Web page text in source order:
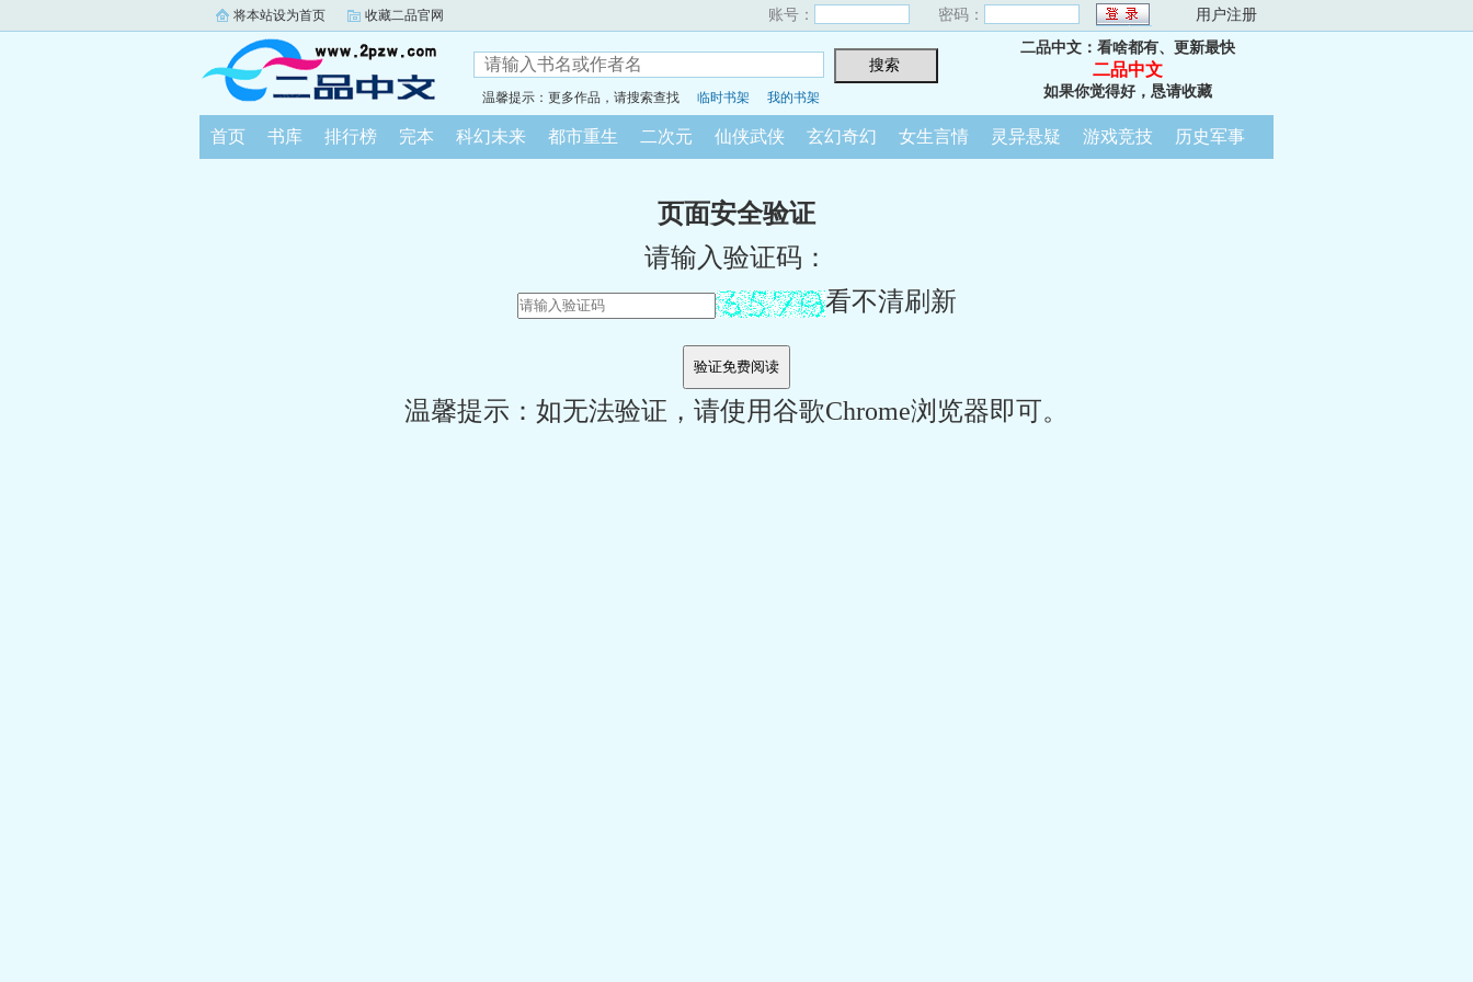
将本站设为首页 收藏二品官网 账号： 密码： 用户注册
温馨提示：更多作品，请搜索查找 临时书架 我的书架
二品中文：看啥都有、更新最快
二品中文
如果你觉得好，恳请收藏
首页 书库 排行榜 完本 科幻未来 都市重生 二次元 仙侠武侠 玄幻奇幻 女生言情 灵异悬疑 游戏竞技 历史军事
页面安全验证
请输入验证码：
看不清刷新
温馨提示：如无法验证，请使用谷歌Chrome浏览器即可。